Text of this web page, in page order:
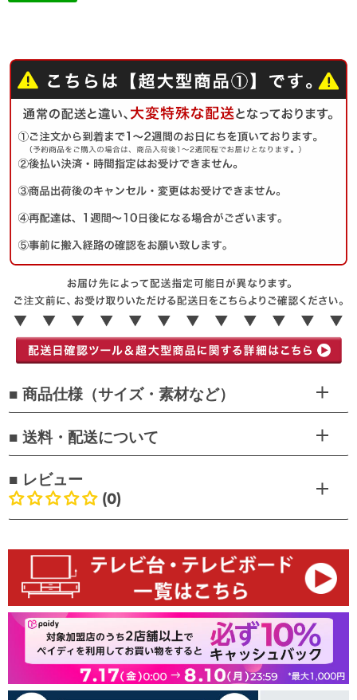
■ 商品仕様（サイズ・素材など）
■ 送料・配送について
■ レビュー
(0)
お客様のレビュー
最初のレビューを書きましょう